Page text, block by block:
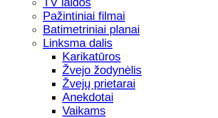
Pažintiniai filmai
Batimetriniai planai
Linksma dalis
Karikatūros
Žvejo žodynėlis
Žvejų prietarai
Anekdotai
Vaikams